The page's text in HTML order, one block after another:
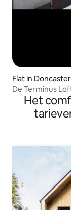
Flat in
De Terminus
Het